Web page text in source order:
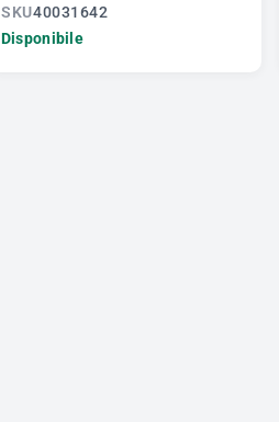
SKU40031642
Disponibile